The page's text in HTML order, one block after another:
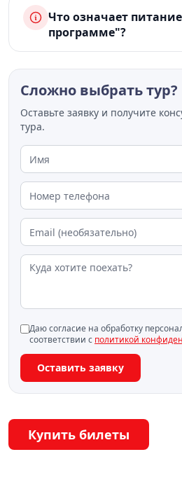
Что означает
программе"?
Сложно выбрать тур?
Оставьте заявку и получите
тура.
Даю согласие на обработку
соответствии с политикой
Оставить заявку
Купить билеты